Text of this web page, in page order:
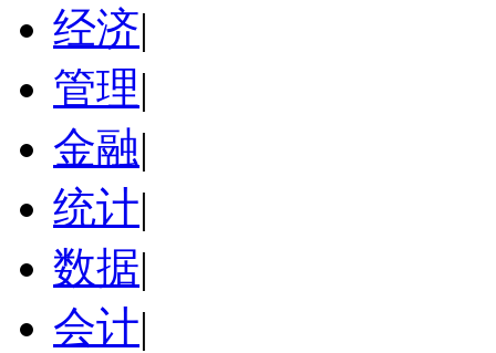
经济|
管理|
金融|
统计|
数据|
会计|